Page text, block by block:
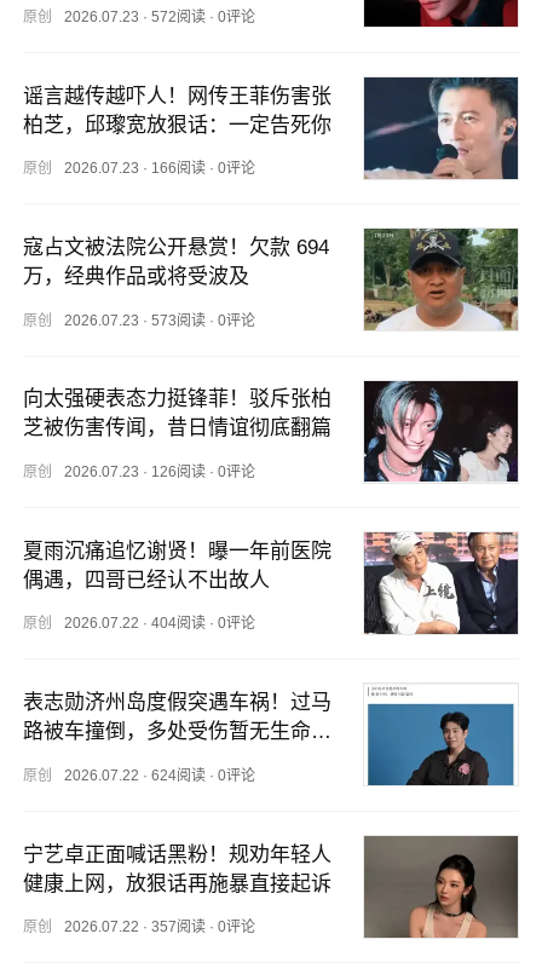
原创 2026.07.23 · 572阅读· 0评论
谣言越传越吓人！网传王菲伤害张
柏芝，邱瓈宽放狠话：一定告死你
原创 2026.07.23 · 166阅读· 0评论
寇占文被法院公开悬赏！欠款 694
万，经典作品或将受波及
原创 2026.07.23 · 573阅读· 0评论
向太强硬表态力挺锋菲！驳斥张柏
芝被伤害传闻，昔日情谊彻底翻篇
原创 2026.07.23 · 126阅读· 0评论
夏雨沉痛追忆谢贤！曝一年前医院
偶遇，四哥已经认不出故人
原创 2026.07.22 · 404阅读· 0评论
表志勋济州岛度假突遇车祸！过马
路被车撞倒，多处受伤暂无生命危
原创 2026.07.22 · 624阅读· 0评论
宁艺卓正面喊话黑粉！规劝年轻人
健康上网，放狠话再施暴直接起诉
原创 2026.07.22 · 357阅读· 0评论